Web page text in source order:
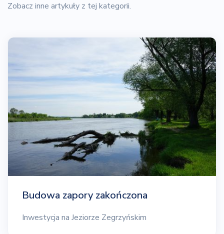
Zobacz inne artykuły z tej kategorii.
Budowa zapory zakończona
Inwestycja na Jeziorze Zegrzyńskim